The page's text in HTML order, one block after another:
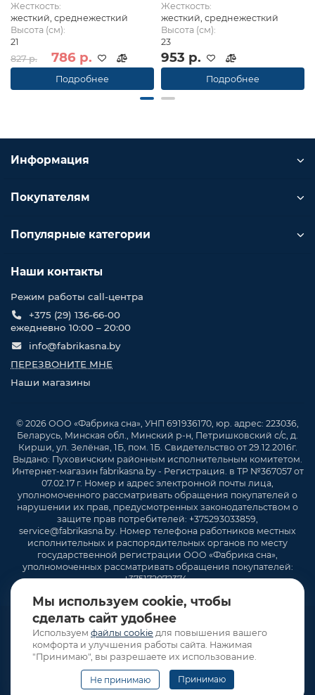
Жесткость:
жесткий, среднежесткий
Высота (см):
21
827 р.
786 р.
Подробнее
Жесткость:
жесткий, среднежесткий
Высота (см):
23
953 р.
Подробнее
Мы используем cookie, чтобы
сделать сайт удобнее
Используем файлы cookie для повышения вашего
комфорта и улучшения работы сайта. Нажимая
"Принимаю", вы разрешаете их использование.
Не принимаю Принимаю
Информация
Покупателям
Популярные категории
Наши контакты
Режим работы call-центра
+375 (29) 136-66-00
ежедневно 10:00 – 20:00
info@fabrikasna.by
ПЕРЕЗВОНИТЕ МНЕ
Наши магазины
© 2026 ООО «Фабрика сна», УНП 691936170, юр. адрес: 223036,
Беларусь, Минская обл., Минский р-н, Петришковский с/с, д.
Кирши, ул. Зелёная, 1Б, пом. 1Б. Свидетельство от 29.12.2016г.
Выдано: Пуховичским районным исполнительным комитетом.
Интернет-магазин fabrikasna.by - Регистрация. в ТР №367057 от
07.02.17 г. Номер и адрес электронной почты лица,
уполномоченного рассматривать обращения покупателей о
нарушении их прав, предусмотренных законодательством о
защите прав потребителей: +375293033859,
service@fabrikasna.by. Номер телефона работников местных
исполнительных и распорядительных органов по месту
государственной регистрации ООО «Фабрика сна»,
уполномоченных рассматривать обращения покупателей:
+375172072374 .